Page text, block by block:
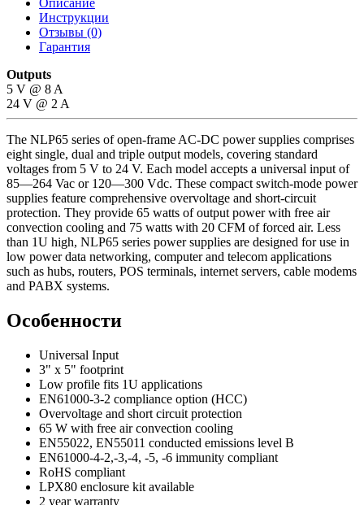
Инструкции
Отзывы (0)
Гарантия
Outputs
5 V @ 8 A
24 V @ 2 A
The NLP65 series of open-frame AC-DC power supplies comprises
eight single, dual and triple output models, covering standard
voltages from 5 V to 24 V. Each model accepts a universal input of
85—264 Vac or 120—300 Vdc. These compact switch-mode power
supplies feature comprehensive overvoltage and short-circuit
protection. They provide 65 watts of output power with free air
convection cooling and 75 watts with 20 CFM of forced air. Less
than 1U high, NLP65 series power supplies are designed for use in
low power data networking, computer and telecom applications
such as hubs, routers, POS terminals, internet servers, cable modems
and PABX systems.
Особенности
Universal Input
3" x 5" footprint
Low profile fits 1U applications
EN61000-3-2 compliance option (HCC)
Overvoltage and short circuit protection
65 W with free air convection cooling
EN55022, EN55011 conducted emissions level B
EN61000-4-2,-3,-4, -5, -6 immunity compliant
RoHS compliant
LPX80 enclosure kit available
2 year warranty